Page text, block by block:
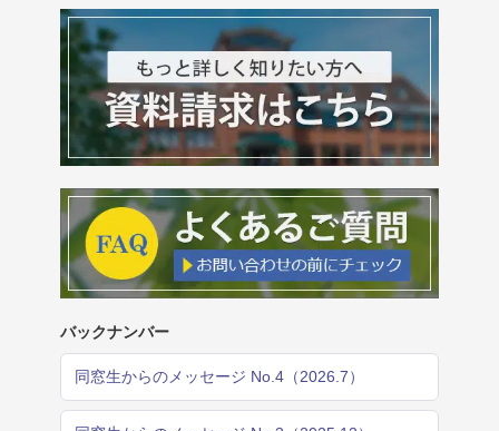
バックナンバー
同窓生からのメッセージ No.4（2026.7）